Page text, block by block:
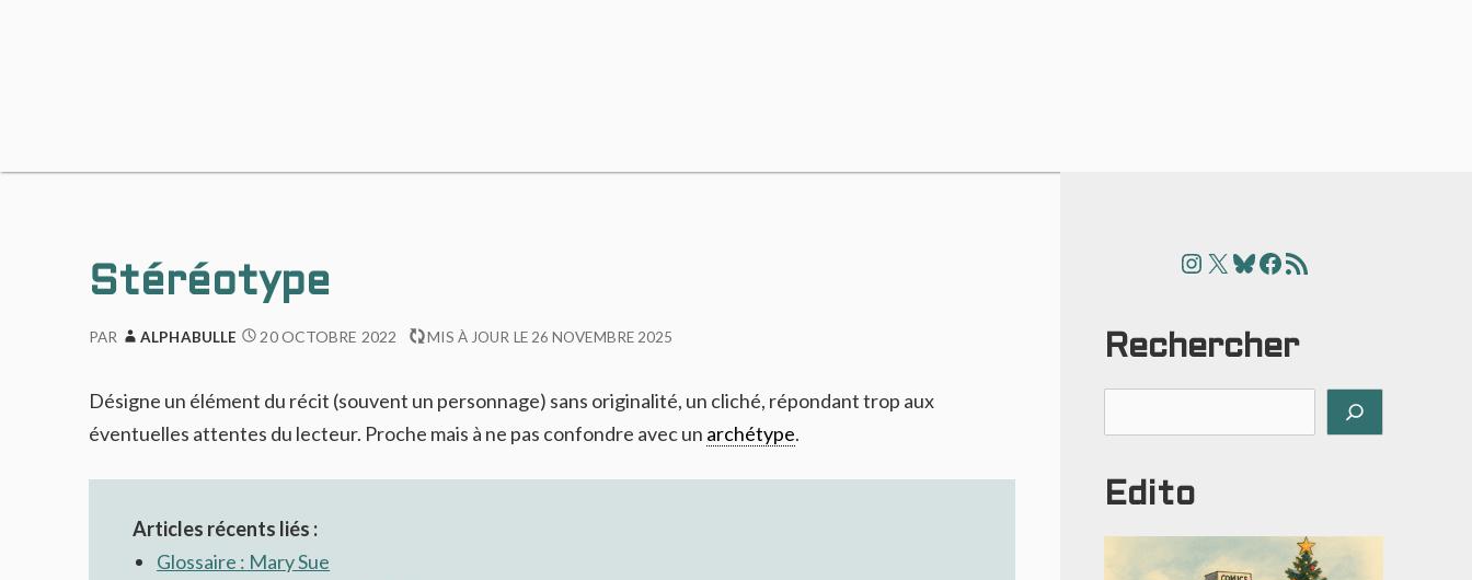
Stéréotype
PAR ALPHABULLE 20 OCTOBRE 2022 MIS À JOUR LE 26 NOVEMBRE 2025
Désigne un élément du récit (souvent un personnage) sans originalité, un cliché, répondant trop aux
éventuelles attentes du lecteur. Proche mais à ne pas confondre avec un archétype.
Articles récents liés :
Glossaire : Mary Sue
Instagram
X Bluesky
Facebook
Articles
Rechercher
Edito